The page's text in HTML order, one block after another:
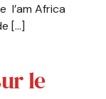
l’am Africa
[…]
le